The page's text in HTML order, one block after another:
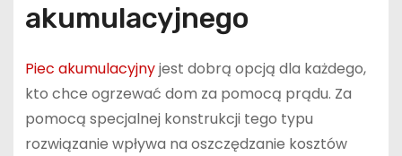
akumulacyjnego
Piec akumulacyjnyjest dobrą opcją dla każdego,
kto chce ogrzewać dom za pomocą prądu. Za
pomocą specjalnej konstrukcji tego typu
rozwiązanie wpływa na oszczędzanie kosztów